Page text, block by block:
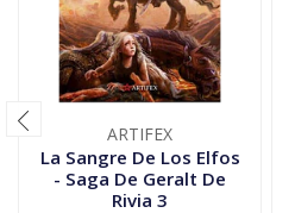
ARTIFEX
La Sangre De Los Elfos
- Saga De Geralt De
Rivia 3